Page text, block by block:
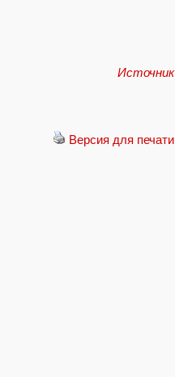
Источник
Версия для печати